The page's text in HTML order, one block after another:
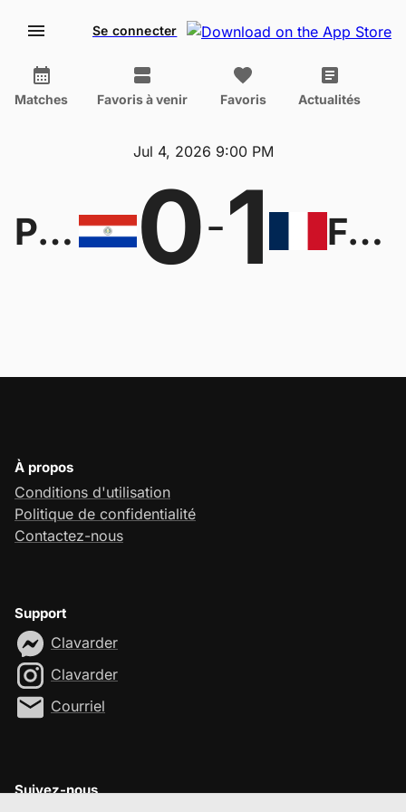
Se connecter
Matches Favoris à venir Favoris Actualités
Jul 4, 2026 9:00 PM
Paraguay 0-1 France
À propos
Conditions d'utilisation
Politique de confidentialité
Contactez-nous
Support
Clavarder
Clavarder
Courriel
Suivez-nous